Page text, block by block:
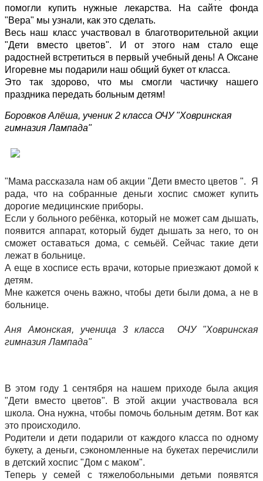
помогли купить нужные лекарства. На сайте фонда
"Вера" мы узнали, как это сделать.
Весь наш класс участвовал в благотворительной акции
"Дети вместо цветов". И от этого нам стало еще
радостней встретиться в первый учебный день! А Оксане
Игоревне мы подарили наш общий букет от класса.
Это так здорово, что мы смогли частичку нашего
праздника передать больным детям!
Боровков Алёша, ученик 2 класса ОЧУ "Ховринская
гимназия Лампада"
"Мама рассказала нам об акции "Дети вместо цветов ". Я
рада, что на собранные деньги хоспис сможет купить
дорогие медицинские приборы.
Если у больного ребёнка, который не может сам дышать,
появится аппарат, который будет дышать за него, то он
сможет оставаться дома, с семьёй. Сейчас такие дети
лежат в больнице.
А еще в хосписе есть врачи, которые приезжают домой к
детям.
Мне кажется очень важно, чтобы дети были дома, а не в
больнице.
Аня Амонская, ученица 3 класса ОЧУ "Ховринская
гимназия Лампада"
В этом году 1 сентября на нашем приходе была акция
"Дети вместо цветов". В этой акции участвовала вся
школа. Она нужна, чтобы помочь больным детям. Вот как
это происходило.
Родители и дети подарили от каждого класса по одному
букету, а деньги, сэкономленные на букетах перечислили
в детский хоспис "Дом с маком".
Теперь у семей с тяжелобольными детьми появятся